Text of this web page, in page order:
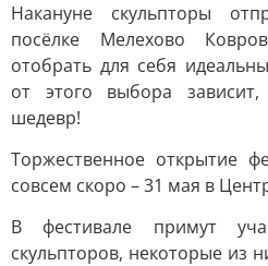
Накануне скульпторы
посёлке Мелехово
отобрать для себя
от этого выбора
шедевр!
Торжественное открытие
совсем скоро – 31 мая в
В фестивале примут
скульпторов, некоторые из